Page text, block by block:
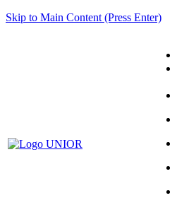
Skip to Main Content (Press Enter)